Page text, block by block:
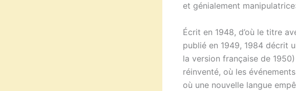
et génialement
Écrit en 1948, d’où le titre
publié en 1949, 1984 décrit
la version française de
réinventé, où les
où une nouvelle langue